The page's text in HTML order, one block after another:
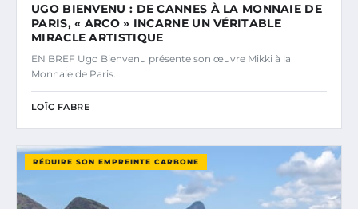
UGO BIENVENU : DE CANNES À LA MONNAIE DE
PARIS, « ARCO » INCARNE UN VÉRITABLE
MIRACLE ARTISTIQUE
EN BREF Ugo Bienvenu présente son œuvre Mikki à la
Monnaie de Paris.
LOÏC FABRE
RÉDUIRE SON EMPREINTE CARBONE